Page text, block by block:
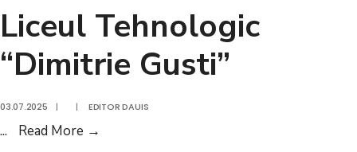
Clone
Liceul Tehnologic
“Dimitrie Gusti”
03.07.2025 | | EDITOR DAUIS
... Read More →